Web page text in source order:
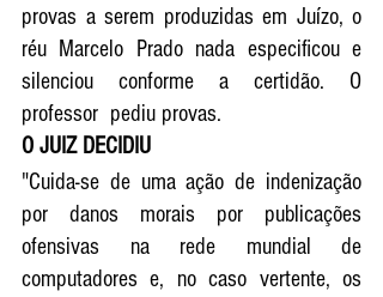
provas a serem produzidas em Juízo, o
réu Marcelo Prado nada especificou e
silenciou conforme a certidão. O
professor  pediu provas.
O JUIZ DECIDIU
"Cuida-se de uma ação de indenização
por danos morais por publicações
ofensivas na rede mundial de
computadores e, no caso vertente, os